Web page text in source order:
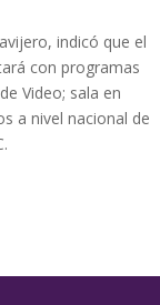
indicó que el
con programas
Video; sala en
a nivel nacional de